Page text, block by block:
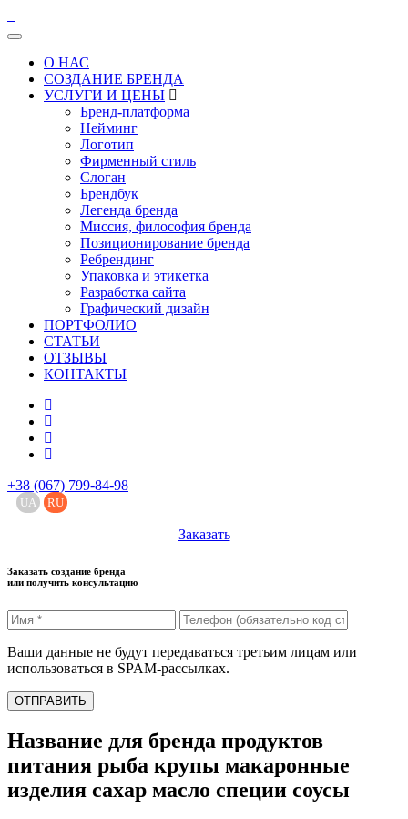
О НАС
СОЗДАНИЕ БРЕНДА
УСЛУГИ И ЦЕНЫ
Бренд-платформа
Нейминг
Логотип
Фирменный стиль
Слоган
Брендбук
Легенда бренда
Миссия, философия бренда
Позиционирование бренда
Ребрендинг
Упаковка и этикетка
Разработка сайта
Графический дизайн
ПОРТФОЛИО
СТАТЬИ
ОТЗЫВЫ
КОНТАКТЫ
+38 (067) 799-84-98
UA RU
Заказать
Заказать создание бренда
или получить консультацию
Ваши данные не будут передаваться третьим лицам или
использоваться в SPAM-рассылках.
ОТПРАВИТЬ
Название для бренда продуктов
питания рыба крупы макаронные
изделия сахар масло специи соусы